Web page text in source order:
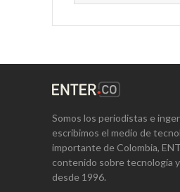
Somos los periodistas e
escribimos el medio de
importante de Colombia,
contenido sobre tecnología
desde 1996.